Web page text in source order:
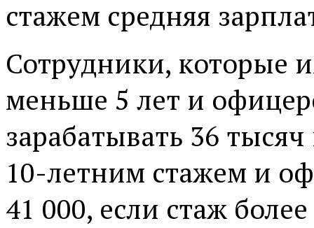
стажем средняя
Сотрудники, которые
меньше 5 лет и
зарабатывать 36
10-летним стажем и
41 000, если стаж